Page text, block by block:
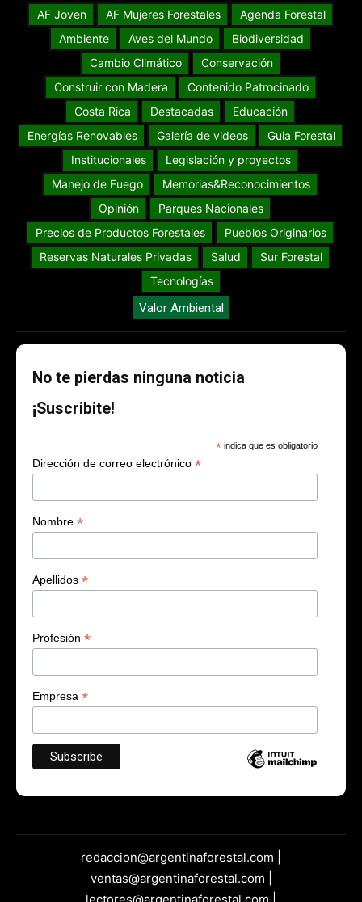
AF Joven AF Mujeres Forestales
Agenda Forestal
Ambiente
Aves del Mundo
Biodiversidad
Cambio Climático
Conservación
Construir con Madera
Contenido Patrocinado
Costa Rica
Destacadas
Educación
Energías Renovables
Galería de videos
Guia Forestal
Institucionales
Legislación y proyectos
Manejo de Fuego
Memorias&Reconocimientos
Opinión
Parques Nacionales
Precios de Productos Forestales
Pueblos Originarios
Reservas Naturales Privadas
Salud
Sur Forestal
Tecnologías
Valor Ambiental
No te pierdas ninguna noticia
¡Suscribite!
* indica que es obligatorio
Dirección de correo electrónico *
Nombre *
Apellidos *
Profesión *
Empresa *
redaccion@argentinaforestal.com |
ventas@argentinaforestal.com |